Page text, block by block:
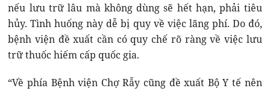
nếu lưu trữ lâu mà không dùng sẽ hết hạn, phải tiêu
hủy. Tình huống này dễ bị quy về việc lãng phí. Do đó,
bệnh viện đề xuất cần có quy chế rõ ràng về việc lưu
trữ thuốc hiếm cấp quốc gia.
“Về phía Bệnh viện Chợ Rẫy cũng đề xuất Bộ Y tế nên